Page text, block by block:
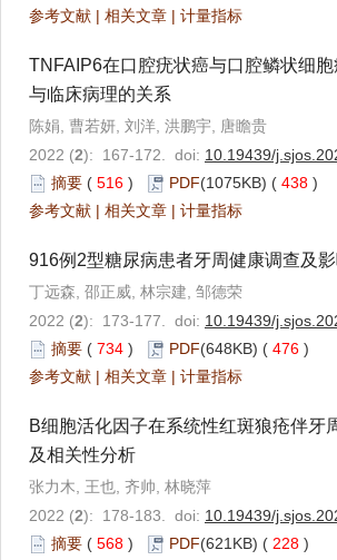
参考文献 | 相关文章 | 计量指标
TNFAIP6在口腔疣状癌与口腔鳞状细
与临床病理的关系
陈娟, 曹若妍, 刘洋, 洪鹏宇, 唐瞻贵
2022 (2): 167-172. doi: 10.19439/
摘要 ( 516 ) PDF(1075KB) ( 438 )
参考文献 | 相关文章 | 计量指标
916例2型糖尿病患者牙周健康调查及
丁远森, 邵正威, 林宗建, 邹德荣
2022 (2): 173-177. doi: 10.19439/
摘要 ( 734 ) PDF(648KB) ( 476 )
参考文献 | 相关文章 | 计量指标
B细胞活化因子在系统性红斑狼疮伴牙
及相关性分析
张力木, 王也, 齐帅, 林晓萍
2022 (2): 178-183. doi: 10.19439/
摘要 ( 568 ) PDF(621KB) ( 228 )